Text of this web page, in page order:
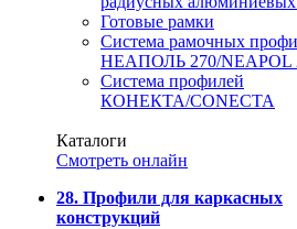
Готовые рамки
Система рамочных
НЕАПОЛЬ 270/NEAPOL
Система профилей
КОНЕКТА/CONECTA
Каталоги
Смотреть онлайн
28. Профили для каркасных
конструкций